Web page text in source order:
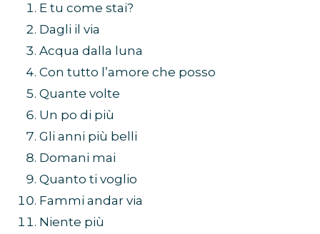
E tu come stai?
Dagli il via
Acqua dalla luna
Con tutto l’amore che posso
Quante volte
Un po di più
Gli anni più belli
Domani mai
Quanto ti voglio
Fammi andar via
Niente più